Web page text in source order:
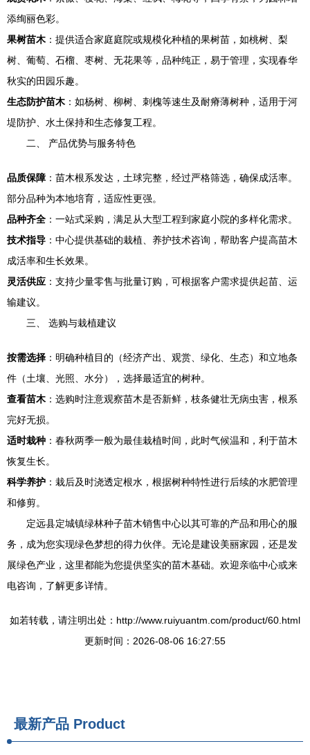
添绚丽色彩。
果树苗木 ：提供适合家庭庭院或规模化种植的果树苗，如桃树、梨
树、葡萄、石榴、枣树、无花果等，品种纯正，易于管理，实现春华
秋实的田园乐趣。
生态防护苗木 ：如杨树、柳树、刺槐等速生及耐瘠薄树种，适用于河
堤防护、水土保持和生态修复工程。
二、 产品优势与服务特色
品质保障 ：苗木根系发达，土球完整，经过严格筛选，确保成活率。
部分品种为本地培育，适应性更强。
品种齐全 ：一站式采购，满足从大型工程到家庭小院的多样化需求。
技术指导 ：中心提供基础的栽植、养护技术咨询，帮助客户提高苗木
成活率和生长效果。
灵活供应 ：支持少量零售与批量订购，可根据客户需求提供起苗、运
输建议。
三、 选购与栽植建议
按需选择 ：明确种植目的（经济产出、观赏、绿化、生态）和立地条
件（土壤、光照、水分），选择最适宜的树种。
查看苗木 ：选购时注意观察苗木是否新鲜，枝条健壮无病虫害，根系
完好无损。
适时栽种 ：春秋两季一般为最佳栽植时间，此时气候温和，利于苗木
恢复生长。
科学养护 ：栽后及时浇透定根水，根据树种特性进行后续的水肥管理
和修剪。
定远县定城镇绿林种子苗木销售中心以其可靠的产品和用心的服
务，成为您实现绿色梦想的得力伙伴。无论是建设美丽家园，还是发
展绿色产业，这里都能为您提供坚实的苗木基础。欢迎亲临中心或来
电咨询，了解更多详情。
如若转载，请注明出处：http://www.ruiyuantm.com/product/60.html
更新时间：2026-08-06 16:27:55
最新产品 Product